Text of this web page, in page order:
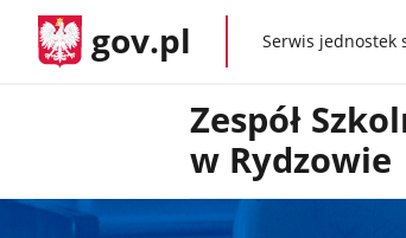
gov.pl gov.plSerwis jednostek
Zespół
w Rydzowie